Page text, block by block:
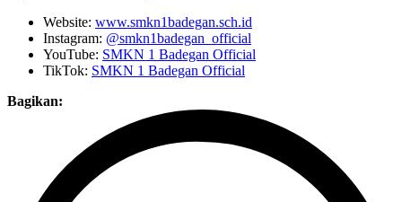
Website: www.smkn1badegan.sch.id
Instagram: @smkn1badegan_official
YouTube: SMKN 1 Badegan Official
TikTok: SMKN 1 Badegan Official
Bagikan: